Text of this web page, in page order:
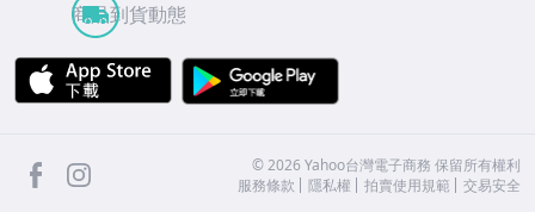
商品到貨動態
APP Store
facebook ©2026 Yahoo台灣電子商務 保留所有權利
服務條款
隱私權 拍賣使用規範 交易安全